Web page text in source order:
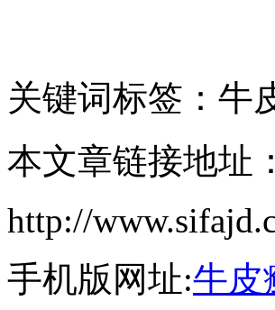
关键词标签：牛
本文章链接地址
http://
手机版网址:牛皮